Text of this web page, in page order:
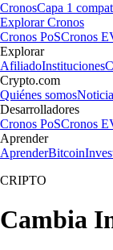
CronosCapa 1
Explorar Cronos
Cronos PoSCronos
Explorar
AfiliadoInstituciones
Crypto.com
Quiénes somos
Desarrolladores
Cronos PoSCronos
Aprender
AprenderBitcoin
CRIPTO
Cambia